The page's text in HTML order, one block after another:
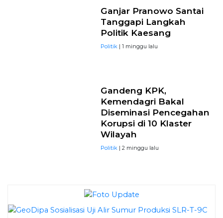
Ganjar Pranowo Santai
Tanggapi Langkah
Politik Kaesang
Politik | 1 minggu lalu
Gandeng KPK,
Kemendagri Bakal
Diseminasi Pencegahan
Korupsi di 10 Klaster
Wilayah
Politik | 2 minggu lalu